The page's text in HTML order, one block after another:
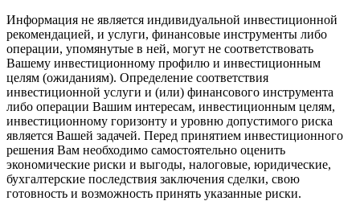
Информация не является индивидуальной инвестиционной
рекомендацией, и услуги, финансовые инструменты либо
операции, упомянутые в ней, могут не соответствовать
Вашему инвестиционному профилю и инвестиционным
целям (ожиданиям). Определение соответствия
инвестиционной услуги и (или) финансового инструмента
либо операции Вашим интересам, инвестиционным целям,
инвестиционному горизонту и уровню допустимого риска
является Вашей задачей. Перед принятием инвестиционного
решения Вам необходимо самостоятельно оценить
экономические риски и выгоды, налоговые, юридические,
бухгалтерские последствия заключения сделки, свою
готовность и возможность принять указанные риски.